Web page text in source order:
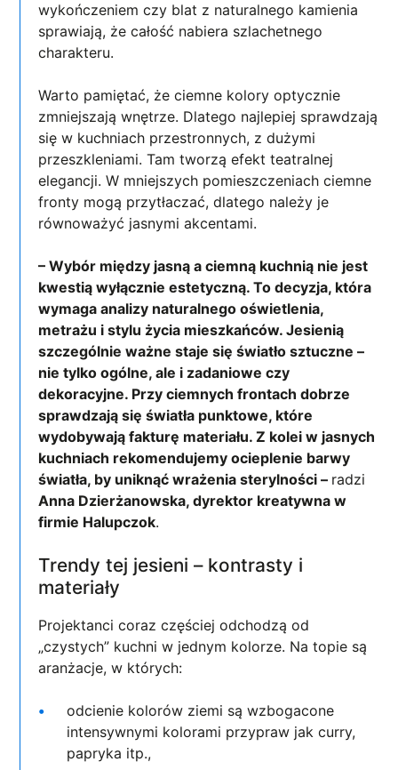
wykończeniem czy blat z naturalnego kamienia
sprawiają, że całość nabiera szlachetnego
charakteru.
Warto pamiętać, że ciemne kolory optycznie
zmniejszają wnętrze. Dlatego najlepiej sprawdzają
się w kuchniach przestronnych, z dużymi
przeszkleniami. Tam tworzą efekt teatralnej
elegancji. W mniejszych pomieszczeniach ciemne
fronty mogą przytłaczać, dlatego należy je
równoważyć jasnymi akcentami.
– Wybór między jasną a ciemną kuchnią nie jest
kwestią wyłącznie estetyczną. To decyzja, która
wymaga analizy naturalnego oświetlenia,
metrażu i stylu życia mieszkańców. Jesienią
szczególnie ważne staje się światło sztuczne –
nie tylko ogólne, ale i zadaniowe czy
dekoracyjne. Przy ciemnych frontach dobrze
sprawdzają się światła punktowe, które
wydobywają fakturę materiału. Z kolei w jasnych
kuchniach rekomendujemy ocieplenie barwy
światła, by uniknąć wrażenia sterylności – radzi
Anna Dzierżanowska, dyrektor kreatywna w
firmie Halupczok.
Trendy tej jesieni – kontrasty i
materiały
Projektanci coraz częściej odchodzą od
„czystych” kuchni w jednym kolorze. Na topie są
aranżacje, w których:
odcienie kolorów ziemi są wzbogacone
intensywnymi kolorami przypraw jak curry,
papryka itp.,